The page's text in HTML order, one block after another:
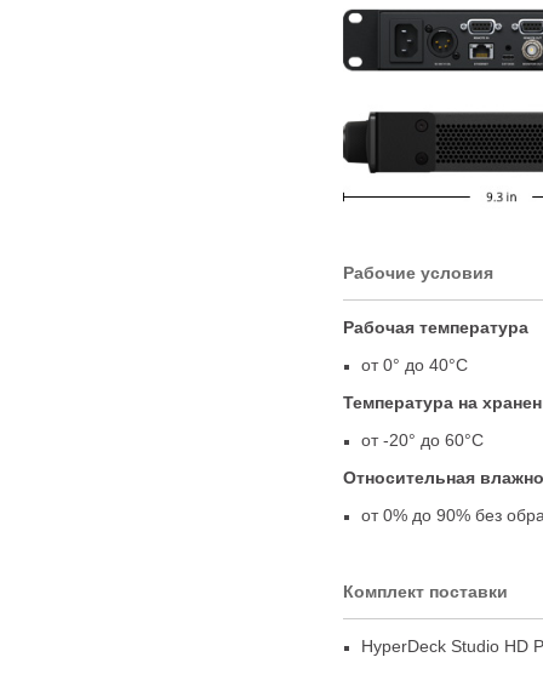
Рабочие условия
Рабочая температура
от 0° до 40°C
Температура на
от -20° до 60°C
Относительная
от 0% до 90% без
Комплект поставки
HyperDeck Studio HD